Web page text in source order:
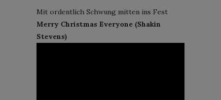
Mit ordentlich Schwung mitten ins Fest
Merry Christmas Everyone (Shakin
Stevens)